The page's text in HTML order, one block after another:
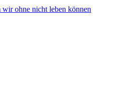
ohne nicht leben können